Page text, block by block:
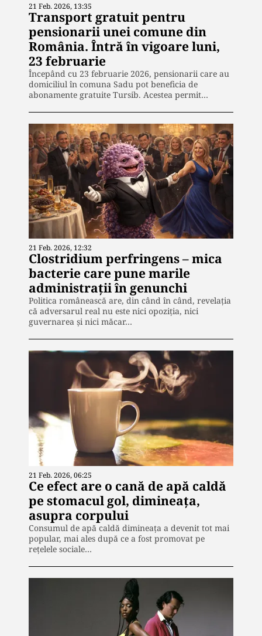
21 Feb. 2026, 13:35
Transport gratuit pentru
pensionarii unei comune din
România. Întră în vigoare luni,
23 februarie
Începând cu 23 februarie 2026, pensionarii care au
domiciliul în comuna Sadu pot beneficia de
abonamente gratuite Tursib. Acestea permit…
21 Feb. 2026, 12:32
Clostridium perfringens – mica
bacterie care pune marile
administrații în genunchi
Politica românească are, din când în când, revelația
că adversarul real nu este nici opoziția, nici
guvernarea și nici măcar…
21 Feb. 2026, 06:25
Ce efect are o cană de apă caldă
pe stomacul gol, dimineața,
asupra corpului
Consumul de apă caldă dimineața a devenit tot mai
popular, mai ales după ce a fost promovat pe
rețelele sociale…